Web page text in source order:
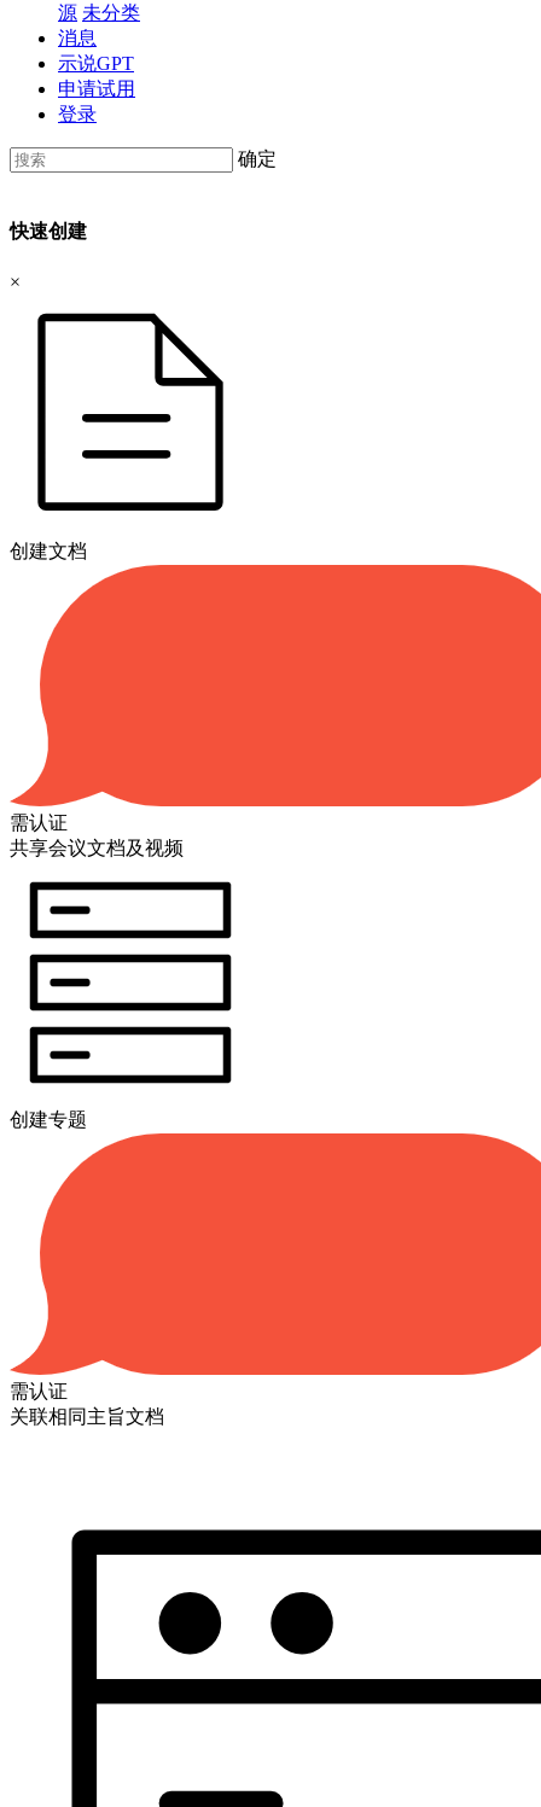
源 未分类
消息
示说GPT
申请试用
登录
确定
快速创建
×
创建文档
需认证
共享会议文档及视频
创建专题
需认证
关联相同主旨文档